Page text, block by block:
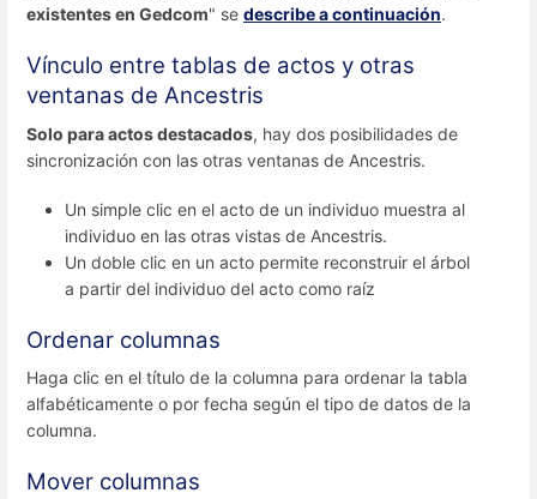
existentes en Gedcom" se describe a continuación.
Vínculo entre tablas de actos y otras
ventanas de Ancestris
Solo para actos destacados, hay dos posibilidades de
sincronización con las otras ventanas de Ancestris.
Un simple clic en el acto de un individuo muestra al
individuo en las otras vistas de Ancestris.
Un doble clic en un acto permite reconstruir el árbol
a partir del individuo del acto como raíz
Ordenar columnas
Haga clic en el título de la columna para ordenar la tabla
alfabéticamente o por fecha según el tipo de datos de la
columna.
Mover columnas